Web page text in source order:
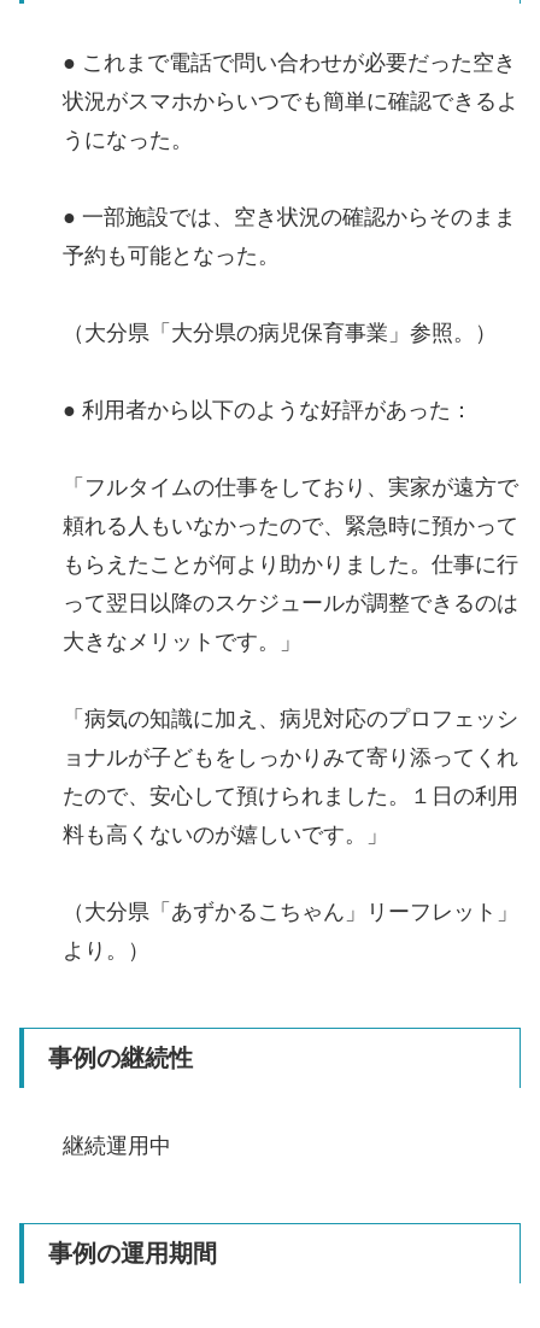
● これまで電話で問い合わせが必要だった空き
状況がスマホからいつでも簡単に確認できるよ
うになった。
● 一部施設では、空き状況の確認からそのまま
予約も可能となった。
（大分県「大分県の病児保育事業」参照。）
● 利用者から以下のような好評があった：
「フルタイムの仕事をしており、実家が遠方で
頼れる人もいなかったので、緊急時に預かって
もらえたことが何より助かりました。仕事に行
って翌日以降のスケジュールが調整できるのは
大きなメリットです。」
「病気の知識に加え、病児対応のプロフェッシ
ョナルが子どもをしっかりみて寄り添ってくれ
たので、安心して預けられました。１日の利用
料も高くないのが嬉しいです。」
（大分県「あずかるこちゃん」リーフレット」
より。）
事例の継続性
継続運用中
事例の運用期間